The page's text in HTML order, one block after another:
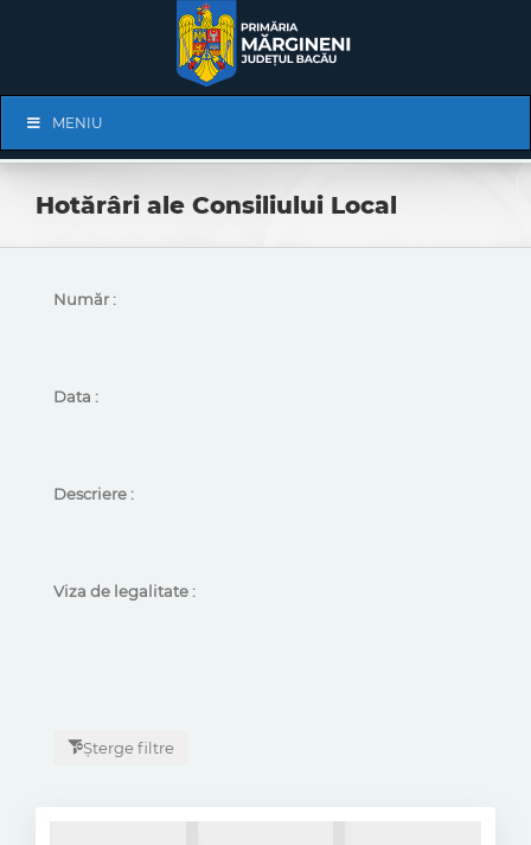
Navigation
MENIU
Hotărâri ale Consiliului Local
Număr :
Data :
Descriere :
Viza de legalitate :
Șterge filtre